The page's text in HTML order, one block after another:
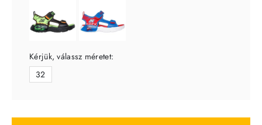
Kérjük, válassz méretet:
32